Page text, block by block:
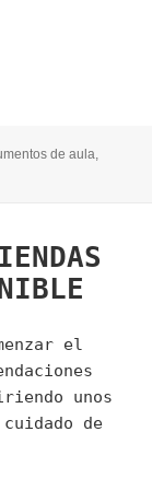
de aula,
2020 EDUCACIÓN
el
unos
de